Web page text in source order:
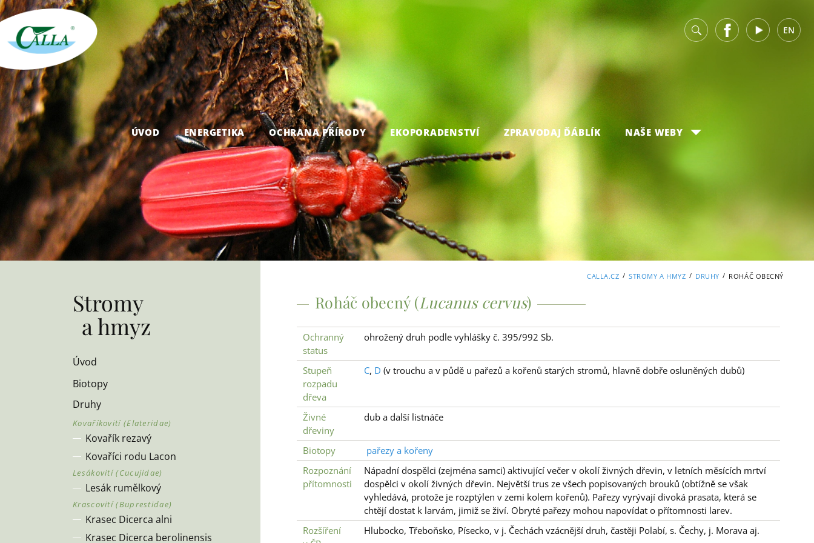
v FacebookYoutube EN
ÚVOD ENERGETIKA OCHRANA PŘÍRODY EKOPORADENSTVÍ ZPRAVODAJ ĎÁBLÍK NAŠE WEBY
CALLA.CZ / STROMY A HMYZ / DRUHY / ROHÁČ OBECNÝ
Stromy
a hmyz
Úvod
Biotopy
Druhy
Kovařík rezavý
Kovaříci rodu Lacon
Lesák rumělkový
Krasec Dicerca alni
Krasec Dicerca berolinensis
Roháč obecný (Lucanus cervus)
Ochranný
status
ohrožený druh podle vyhlášky č. 395/992 Sb.
Stupeň
rozpadu
dřeva
C, D (v trouchu a v půdě u pařezů a kořenů starých stromů, hlavně dobře osluněných dubů)
Živné
dřeviny
dub a další listnáče
Biotopy
pařezy a kořeny
Rozpoznání
přítomnosti
Nápadní dospělci (zejména samci) aktivující večer v okolí živných dřevin, v letních měsících mrtví
dospělci v okolí živných dřevin. Největší trus ze všech popisovaných brouků (obtížně se však
vyhledává, protože je rozptýlen v zemi kolem kořenů). Pařezy vyrývají divoká prasata, která se
chtějí dostat k larvám, jimiž se živí. Obryté pařezy mohou napovídat o přítomnosti larev.
Rozšíření
Hlubocko, Třeboňsko, Písecko, v j. Čechách vzácnější druh, častěji Polabí, s. Čechy, j. Morava aj.